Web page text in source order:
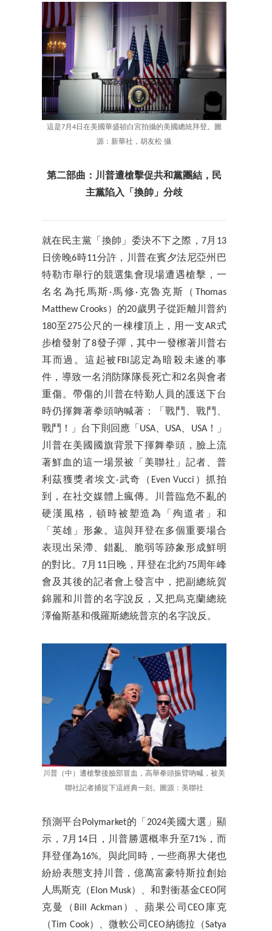
這是7月4日在美國華盛頓白宮拍攝的美國總統拜登。圖
源：新華社，胡友松 攝
第二部曲：川普遭槍擊促共和黨團結，民
主黨陷入「換帥」分歧
就在民主黨「換帥」委決不下之際，7月13
日傍晚6時11分許，川普在賓夕法尼亞州巴
特勒市舉行的競選集會現場遭遇槍擊，一
名名為托馬斯·馬修·克魯克斯（Thomas
Matthew Crooks）的20歲男子從距離川普約
180至275公尺的一棟樓頂上，用一支AR式
步槍發射了8發子彈，其中一發檫著川普右
耳而過。這起被FBI認定為暗殺未遂的事
件，導致一名消防隊隊長死亡和2名與會者
重傷。帶傷的川普在特勤人員的護送下台
時仍揮舞著拳頭吶喊著：「戰鬥、戰鬥、
戰鬥！」台下則回應「USA、USA、USA！」
川普在美國國旗背景下揮舞拳頭，臉上流
著鮮血的這一場景被「美聯社」記者、普
利茲獲獎者埃文·武奇（Even Vucci）抓拍
到，在社交媒體上瘋傳。川普臨危不亂的
硬漢風格，頓時被塑造為「殉道者」和
「英雄」形象。這與拜登在多個重要場合
表現出呆滯、錯亂、脆弱等跡象形成鮮明
的對比。7月11日晚，拜登在北約75周年峰
會及其後的記者會上發言中，把副總統賀
錦麗和川普的名字說反，又把烏克蘭總統
澤倫斯基和俄羅斯總統普京的名字說反。
川普（中）遭槍擊後臉部冒血，高舉拳頭振臂吶喊，被美
聯社記者捕捉下這經典一刻。圖源：美聯社
預測平台Polymarket的「2024美國大選」顯
示，7月14日，川普勝選概率升至71%，而
拜登僅為16%。與此同時，一些商界大佬也
紛紛表態支持川普，億萬富豪特斯拉創始
人馬斯克（Elon Musk）、和對衝基金CEO阿
克曼（Bill Ackman）、蘋果公司CEO庫克
（Tim Cook）、微軟公司CEO納德拉（Satya